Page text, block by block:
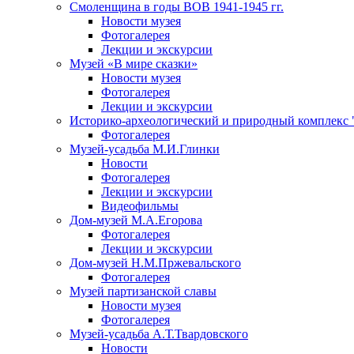
Смоленщина в годы ВОВ 1941-1945 гг.
Новости музея
Фотогалерея
Лекции и экскурсии
Музей «В мире сказки»
Новости музея
Фотогалерея
Лекции и экскурсии
Историко-археологический и природный комплекс
Фотогалерея
Музей-усадьба М.И.Глинки
Новости
Фотогалерея
Лекции и экскурсии
Видеофильмы
Дом-музей М.А.Егорова
Фотогалерея
Лекции и экскурсии
Дом-музей Н.М.Пржевальского
Фотогалерея
Музей партизанской славы
Новости музея
Фотогалерея
Музей-усадьба А.Т.Твардовского
Новости